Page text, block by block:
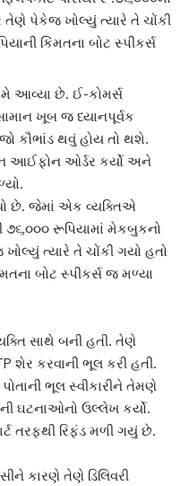
પેકેજ ખોલ્યું ત્યારે તે ચોંકી
કિંમતના બોટ સ્પીકર્સ
આવ્યા છે. ઈ-કોમર્સ
ખૂબ જ ધ્યાનપૂર્વક
કૌભાંડ થવું હોય તો થશે.
આઈફોન ઓર્ડર કર્યો અને
છે. જેમાં એક વ્યક્તિએ
રૂપિયામાં મેકબુકનો
ત્યારે તે ચોંકી ગયો હતો
બોટ સ્પીકર્સ જ મળ્યા
સાથે બની હતી. તેણે
શેર કરવાની ભૂલ કરી હતી.
ભૂલ સ્વીકારીને તેમણે
ઘટનાઓનો ઉલ્લેખ કર્યો.
તરફથી રિફંડ મળી ગયું છે.
કારણે તેણે ડિલિવરી